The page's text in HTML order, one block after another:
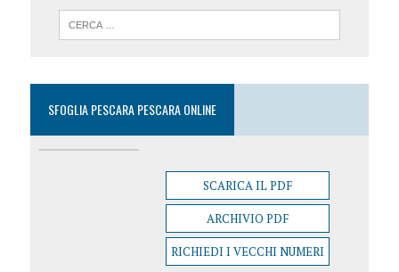
SFOGLIA PESCARA PESCARA ONLINE
SCARICA IL PDF
ARCHIVIO PDF
RICHIEDI I VECCHI NUMERI